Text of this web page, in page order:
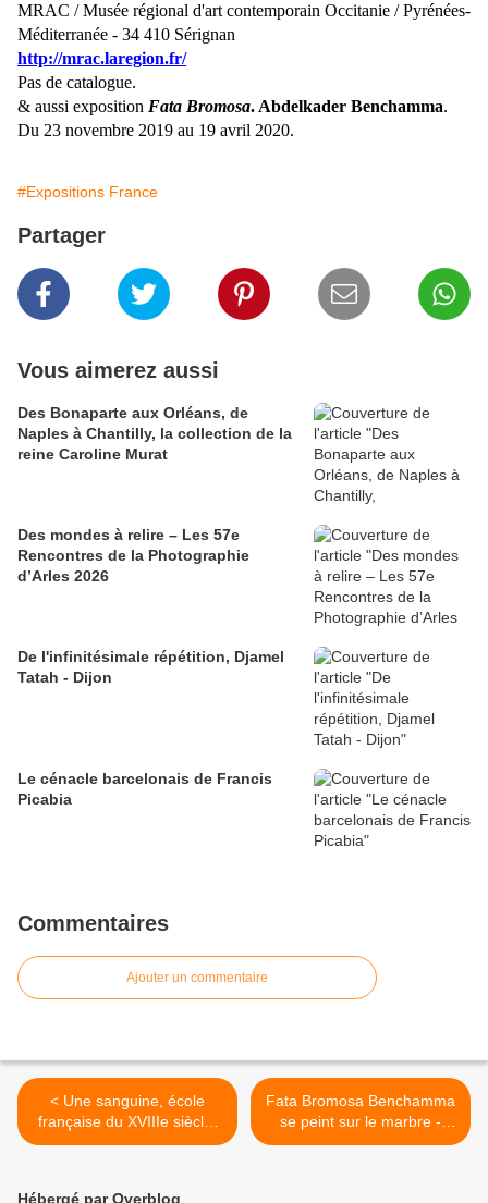
MRAC / Musée régional d'art contemporain Occitanie / Pyrénées-
Méditerranée - 34 410 Sérignan
http://mrac.laregion.fr/
Pas de catalogue.
& aussi exposition Fata Bromosa. Abdelkader Benchamma.
Du 23 novembre 2019 au 19 avril 2020.
#Expositions France
Partager
Vous aimerez aussi
Des Bonaparte aux Orléans, de
Naples à Chantilly, la collection de la
reine Caroline Murat
Des mondes à relire – Les 57e
Rencontres de la Photographie
d’Arles 2026
​​​​​​​De l'infinitésimale répétition, Djamel
Tatah - Dijon
Le cénacle barcelonais de Francis
Picabia
Commentaires
Ajouter un commentaire
< Une sanguine, école
française du XVIIIe siècle,
adjugée 163 000 € - Drouot
Fata Bromosa Benchamma
se peint sur le marbre -
MRAC Sérignan (II) >
Hébergé par Overblog